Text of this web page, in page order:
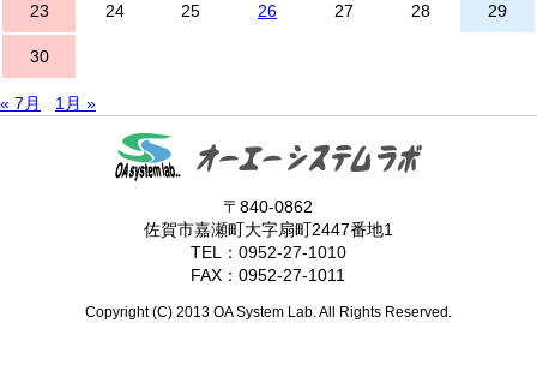
23 24 25 26 27 28 29
30
« 7月 1月 »
〒840-0862
佐賀市嘉瀬町大字扇町2447番地1
TEL： 0952-27-1010
FAX：0952-27-1011
Copyright (C) 2013 OA System Lab. All Rights Reserved.